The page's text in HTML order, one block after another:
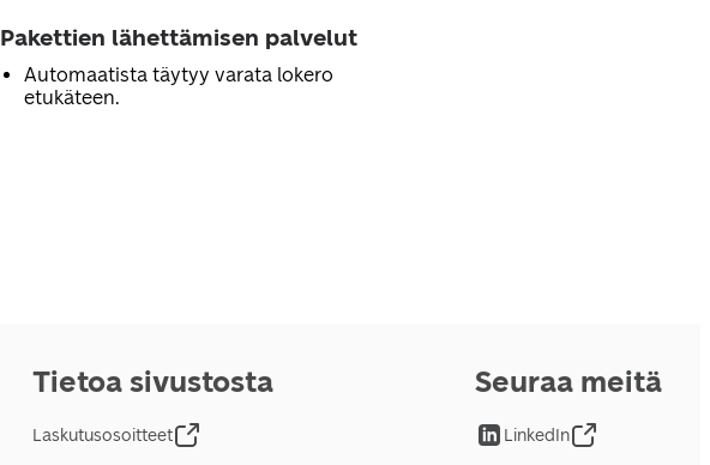
Pakettien lähettämisen palvelut
Automaatista täytyy varata lokero
etukäteen.
Tietoa sivustosta
Laskutusosoitteet
Seuraa meitä
LinkedIn